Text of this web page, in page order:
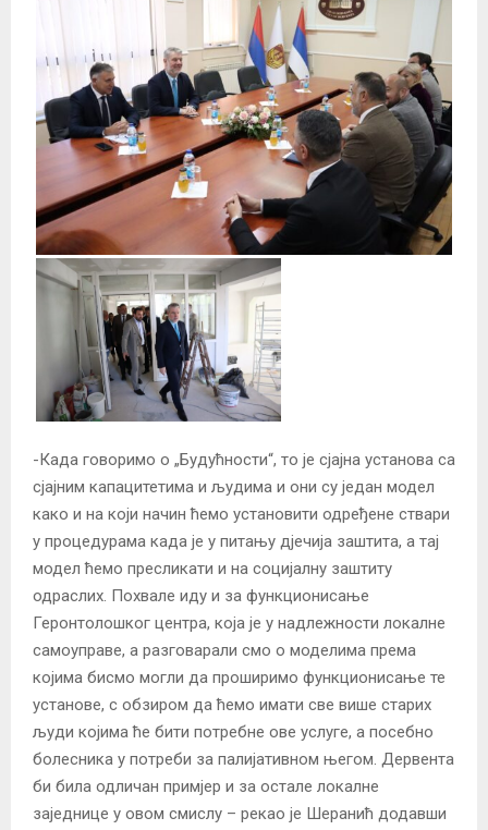
-Када говоримо о „Будућности“, то је сјајна установа са
сјајним капацитетима и људима и они су један модел
како и на који начин ћемо установити одређене ствари
у процедурама када је у питању дјечија заштита, а тај
модел ћемо пресликати и на социјалну заштиту
одраслих. Похвале иду и за функционисање
Геронтолошког центра, која је у надлежности локалне
самоуправе, а разговарали смо о моделима према
којима бисмо могли да проширимо функционисање те
установе, с обзиром да ћемо имати све више старих
људи којима ће бити потребне ове услуге, а посебно
болесника у потреби за палијативном његом. Дервента
би била одличан примјер и за остале локалне
заједнице у овом смислу – рекао је Шеранић додавши